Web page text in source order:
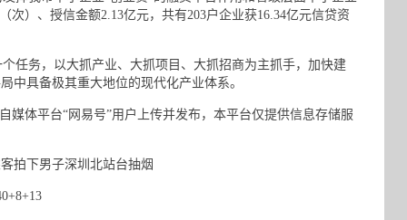
次）、授信金额2.13亿元，共有203户企业获16.34亿元信贷资
务，以大抓产业、大抓项目、大抓招商为主抓手，加快建
中具备极其重大地位的现代化产业体系。
平台“网易号”用户上传并发布，本平台仅提供信息存储服
下男子深圳北站台抽烟